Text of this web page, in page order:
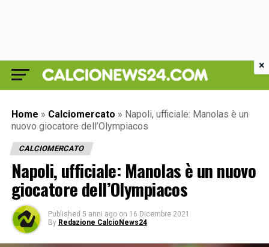
Home » Calciomercato » Napoli, ufficiale: Manolas è un
nuovo giocatore dell’Olympiacos
CALCIOMERCATO
Napoli, ufficiale: Manolas è un nuovo
giocatore dell’Olympiacos
Published 5 anni ago on 16 Dicembre 2021
By Redazione CalcioNews24
×